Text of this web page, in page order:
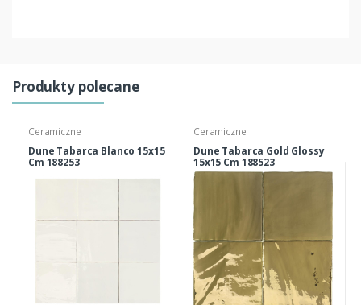
Produkty polecane
Ceramiczne
Dune Tabarca Blanco 15x15
Cm 188253
Ceramiczne
Dune Tabarca Gold Glossy
15x15 Cm 188523